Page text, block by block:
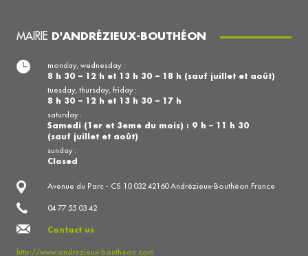
MAIRIE D'ANDRÉZIEUX-BOUTHÉON
Avenue du Parc - CS 10 032 42160 Andrézieux-Bouthéon France
04 77 55 03 42
Contact us
http://www.andrezieux-boutheon.com
monday, wednesday :
8 h 30 – 12 h et 13 h 30 – 18 h (sauf juillet et août)
tuesday, thursday, friday :
8 h 30 – 12 h et 13 h 30 – 17 h
saturday :
Samedi (1er et 3eme du mois) : 9 h – 11 h 30
(sauf juillet et août)
sunday :
Closed